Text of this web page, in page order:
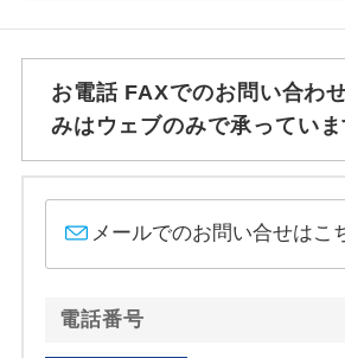
お電話 FAXでのお問い合わ
みはウェブのみで承っていま
メールでのお問い合せはこ
電話番号